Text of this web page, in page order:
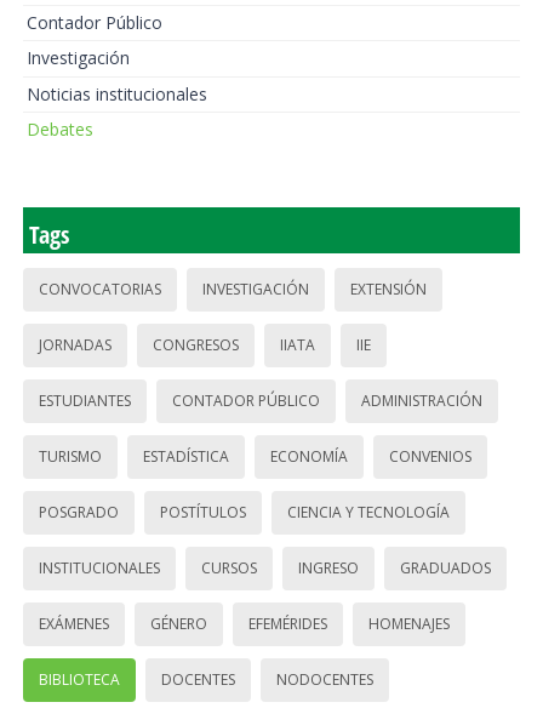
Contador Público
Investigación
Noticias institucionales
Debates
Tags
CONVOCATORIAS INVESTIGACIÓN EXTENSIÓN
JORNADAS CONGRESOS IIATA IIE
ESTUDIANTES CONTADOR PÚBLICO ADMINISTRACIÓN
TURISMO ESTADÍSTICA ECONOMÍA CONVENIOS
POSGRADO POSTÍTULOS CIENCIA Y TECNOLOGÍA
INSTITUCIONALES CURSOS INGRESO GRADUADOS
EXÁMENES GÉNERO EFEMÉRIDES HOMENAJES
BIBLIOTECA DOCENTES NODOCENTES